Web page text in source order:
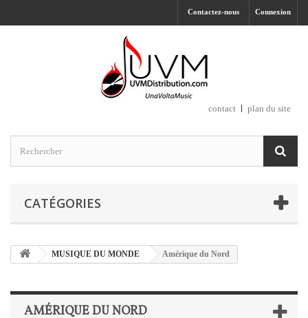
Connexion
Contactez-nous
contact plan du site
CATÉGORIES
MUSIQUE DU MONDE Amérique du Nord
AMÉRIQUE DU NORD